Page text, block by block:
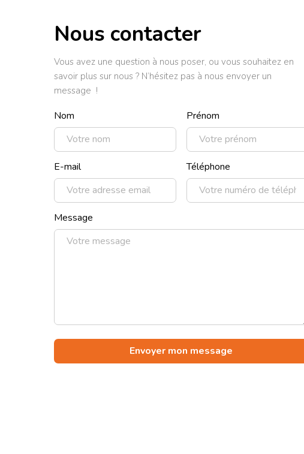
Nous contacter
Vous avez une question à nous poser, ou vous souhaitez en
savoir plus sur nous ? N’hésitez pas à nous envoyer un
message !
Nom Prénom
E-mail Téléphone
Message